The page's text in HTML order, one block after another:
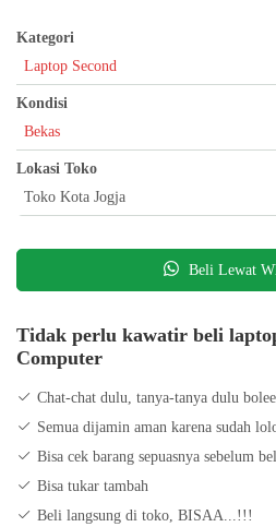
Harga nego tipis
Bergaransi boskuu
Bisa tukar tambah
Bisa bayar ditempat
Kategori
Laptop Second
Kondisi
Bekas
Lokasi Toko
Toko Kota Jogja
Beli Lewat
Tidak perlu kawatir beli
Computer
Chat-chat dulu, tanya-tanya dulu
Semua dijamin aman karena sudah
Bisa cek barang sepuasnya sebelum
Bisa tukar tambah
Beli langsung di toko, BISAA...!!!